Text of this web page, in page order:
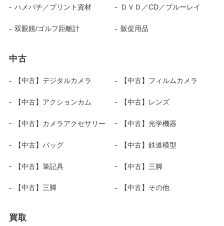
ハメパチ／プリント資材 ＤＶＤ／CD／ブルーレイ
双眼鏡/ゴルフ距離計 販促用品
中古
【中古】デジタルカメラ 【中古】フィルムカメラ
【中古】アクションカム 【中古】レンズ
【中古】カメラアクセサリー 【中古】光学機器
【中古】バッグ 【中古】鉄道模型
【中古】筆記具 【中古】三脚
【中古】三脚 【中古】その他
買取